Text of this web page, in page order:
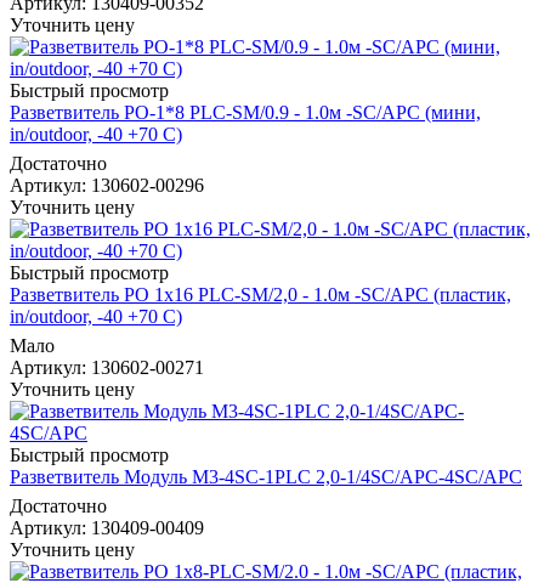
Уточнить цену
Быстрый просмотр
Разветвитель РО-1*8 PLC-SM/0.9 - 1.0м -SC/APC (мини,
in/outdoor, -40 +70 С)
Достаточно
Артикул: 130602-00296
Уточнить цену
Быстрый просмотр
Разветвитель РО 1х16 PLC-SM/2,0 - 1.0м -SC/APC (пластик,
in/outdoor, -40 +70 С)
Мало
Артикул: 130602-00271
Уточнить цену
Быстрый просмотр
Разветвитель Модуль М3-4SC-1PLC 2,0-1/4SC/APC-4SC/APC
Достаточно
Артикул: 130409-00409
Уточнить цену